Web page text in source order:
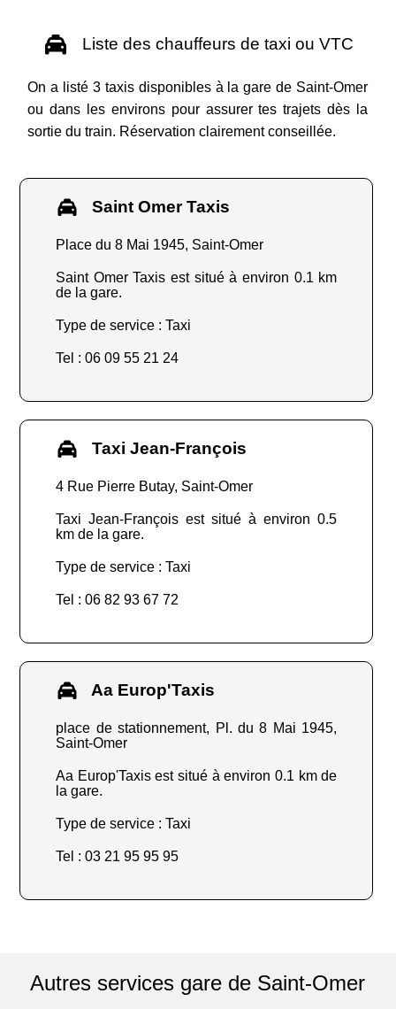
Liste des chauffeurs de taxi ou VTC
On a listé 3 taxis disponibles à la gare de Saint-Omer
ou dans les environs pour assurer tes trajets dès la
sortie du train. Réservation clairement conseillée.
Saint Omer Taxis
Place du 8 Mai 1945, Saint-Omer
Saint Omer Taxis est situé à environ 0.1 km
de la gare.
Type de service : Taxi
Tel : 06 09 55 21 24
Taxi Jean-François
4 Rue Pierre Butay, Saint-Omer
Taxi Jean-François est situé à environ 0.5
km de la gare.
Type de service : Taxi
Tel : 06 82 93 67 72
Aa Europ'Taxis
place de stationnement, Pl. du 8 Mai 1945,
Saint-Omer
Aa Europ'Taxis est situé à environ 0.1 km de
la gare.
Type de service : Taxi
Tel : 03 21 95 95 95
Autres services gare de Saint-Omer